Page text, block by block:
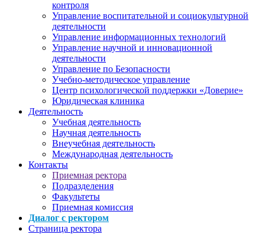
контроля
Управление воспитательной и социокультурной
деятельности
Управление информационных технологий
Управление научной и инновационной
деятельности
Управление по Безопасности
Учебно-методическое управление
Центр психологической поддержки «Доверие»
Юридическая клиника
Деятельность
Учебная деятельность
Научная деятельность
Внеучебная деятельность
Международная деятельность
Контакты
Приемная ректора
Подразделения
Факультеты
Приемная комиссия
Диалог с ректором
Страница ректора